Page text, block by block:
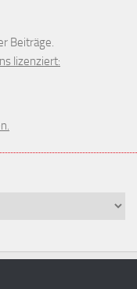
Beiträge.
lizenziert: